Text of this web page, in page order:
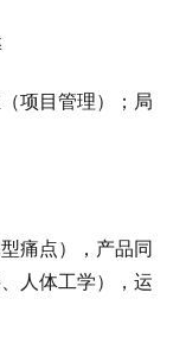
项目管理）；局
痛点），产品同
人体工学），运